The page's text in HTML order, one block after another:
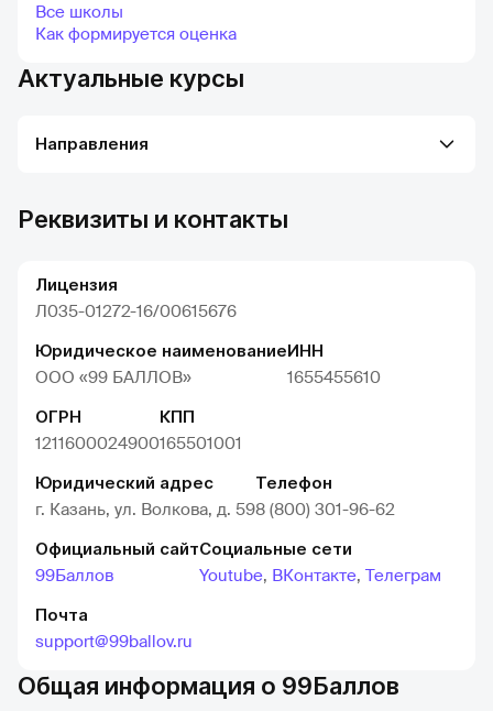
Все школы
Как формируется оценка
Актуальные курсы
Направления
Реквизиты и контакты
Лицензия
Л035-01272-16/00615676
Юридическое наименование
ООО «‎99 БАЛЛОВ»
ИНН
1655455610
ОГРН
1211600024900
КПП
165501001
Юридический адрес
г. Казань, ул. Волкова, д. 59
Телефон
8 (800) 301-96-62
Официальный сайт
99Баллов
Социальные сети
Youtube, ВКонтакте, Телеграм
Почта
support@99ballov.ru
Общая информация о 99Баллов